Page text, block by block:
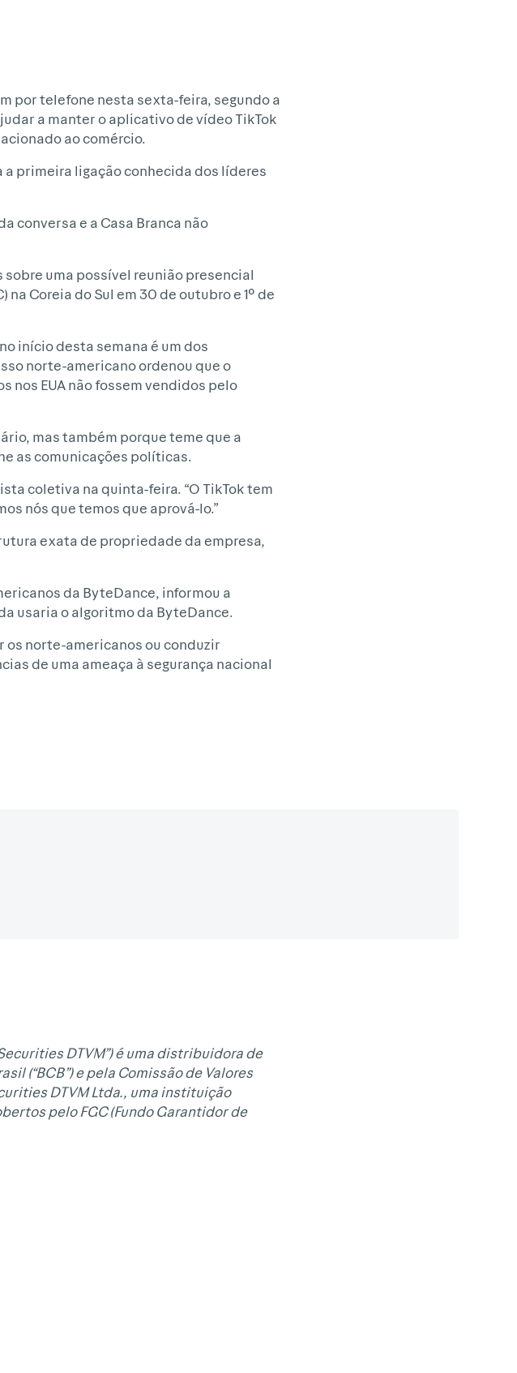
por telefone nesta sexta-feira, segundo a
a manter o aplicativo de vídeo TikTok
ao comércio.
primeira ligação conhecida dos líderes
conversa e a Casa Branca não
uma possível reunião presencial
Coreia do Sul em 30 de outubro e 1º de
início desta semana é um dos
norte-americano ordenou que o
nos EUA não fossem vendidos pelo
mas também porque teme que a
as comunicações políticas.
coletiva na quinta-feira. “O TikTok tem
nós que temos que aprová-lo.”
exata de propriedade da empresa,
da ByteDance, informou a
usaria o algoritmo da ByteDance.
os norte-americanos ou conduzir
de uma ameaça à segurança nacional
DTVM”) é uma distribuidora de
(“BCB”) e pela Comissão de Valores
DTVM Ltda., uma instituição
pelo FGC (Fundo Garantidor de